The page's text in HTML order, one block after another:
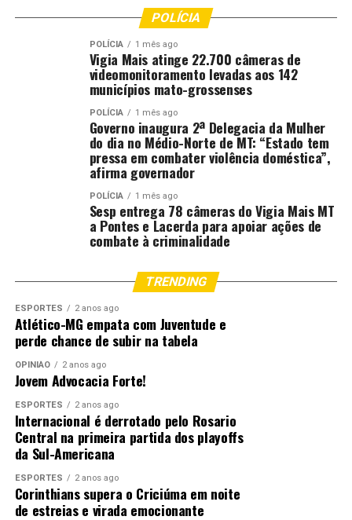
pedagógicas e iniciativas relacionadas ao Poder
Judiciário e à magistratura.
Entre os nomes já contemplados estão a ministra do
Supremo Tribunal Federal Rosa Weber; os
desembargadores do Tribunal de Justiça de Mato Grosso
Paulo da Cunha, Clarice Claudino da Silva, Maria Erotides
Kneip e Juvenal Pereira da Silva; além do vice-
presidente do Conselho Estadual de Educação, Alex
Vieira Passos, e da diretora executiva da Escola Superior
da Magistratura do Tocantins, Ana Beatriz de Oliveira
Compromisso com o Futuro
Para o diretor-geral, desembargador
Márcio Vidal, a data representa não
apenas a celebração de uma trajetória
consolidada, mas também o compromisso
com o futuro da magistratura.
certeza de que a formação continuada é
essencial para um Judiciário mais
preparado, eficiente e conectado com a
novas tecnologias, fortalecemos a pauta
ambiental e ampliamos os debates sobre
POLÍCIA
POLÍCIA 1 mês ago
Vigia Mais atinge 22.700 câmeras de
videomonitoramento levadas aos 142
municípios mato-grossenses
POLÍCIA 1 mês ago
Governo inaugura 2ª Delegacia da Mulher
do dia no Médio-Norte de MT: “Estado tem
pressa em combater violência doméstica”,
afirma governador
POLÍCIA 1 mês ago
Sesp entrega 78 câmeras do Vigia Mais MT
a Pontes e Lacerda para apoiar ações de
combate à criminalidade
TRENDING
ESPORTES 2 anos ago
Atlético-MG empata com Juventude e
perde chance de subir na tabela
OPINIÃO 2 anos ago
Jovem Advocacia Forte!
ESPORTES 2 anos ago
Internacional é derrotado pelo Rosario
Central na primeira partida dos playoffs
da Sul-Americana
ESPORTES 2 anos ago
Corinthians supera o Criciúma em noite
de estreias e virada emocionante